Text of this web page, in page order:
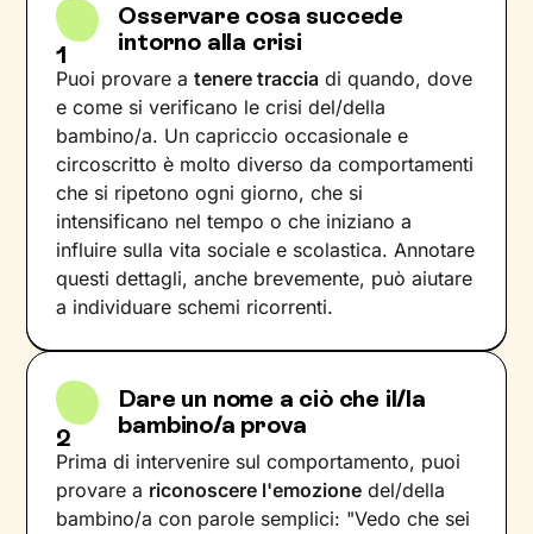
1
Osservare cosa succede
intorno alla crisi
Puoi provare atenere traccia di quando, dove
e come si verificano le crisi del/della
bambino/a. Un capriccio occasionale e
circoscritto è molto diverso da comportamenti
che si ripetono ogni giorno, che si
intensificano nel tempo o che iniziano a
influire sulla vita sociale e scolastica. Annotare
questi dettagli, anche brevemente, può aiutare
a individuare schemi ricorrenti.
2
Dare un nome a ciò che il/la
bambino/a prova
Prima di intervenire sul comportamento, puoi
provare a riconoscere l'emozione del/della
bambino/a con parole semplici: "Vedo che sei